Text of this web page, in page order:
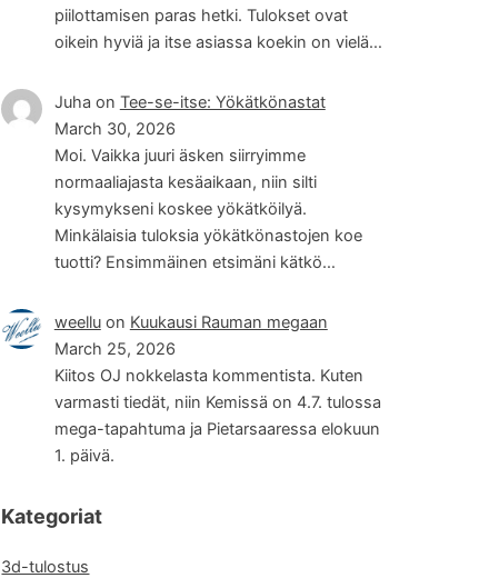
piilottamisen paras hetki. Tulokset ovat
oikein hyviä ja itse asiassa koekin on vielä…
Juha on Tee-se-itse: Yökätkönastat
March 30, 2026
Moi. Vaikka juuri äsken siirryimme
normaaliajasta kesäaikaan, niin silti
kysymykseni koskee yökätköilyä.
Minkälaisia tuloksia yökätkönastojen koe
tuotti? Ensimmäinen etsimäni kätkö…
weelluon Kuukausi Rauman megaan
March 25, 2026
Kiitos OJ nokkelasta kommentista. Kuten
varmasti tiedät, niin Kemissä on 4.7. tulossa
mega-tapahtuma ja Pietarsaaressa elokuun
1. päivä.
Kategoriat
3d-tulostus